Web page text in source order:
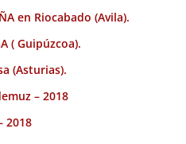
en Riocabado (Avila).
( Guipúzcoa).
(Asturias).
– 2018
2018